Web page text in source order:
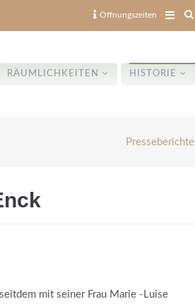
Öffnungszeiten
RÄUMLICHKEITEN HISTORIE
Presseberichte
mit seiner Frau Marie -Luise